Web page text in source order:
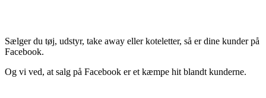
Sælger du tøj, udstyr, take away eller koteletter, så er dine kunder på
Facebook.
Og vi ved, at salg på Facebook er et kæmpe hit blandt kunderne.